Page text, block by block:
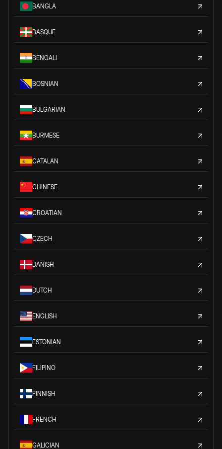
BANGLA
BASQUE
BENGALI
BOSNIAN
BULGARIAN
BURMESE
CATALAN
CHINESE
CROATIAN
CZECH
DANISH
DUTCH
ENGLISH
ESTONIAN
FILIPINO
FINNISH
FRENCH
GALICIAN